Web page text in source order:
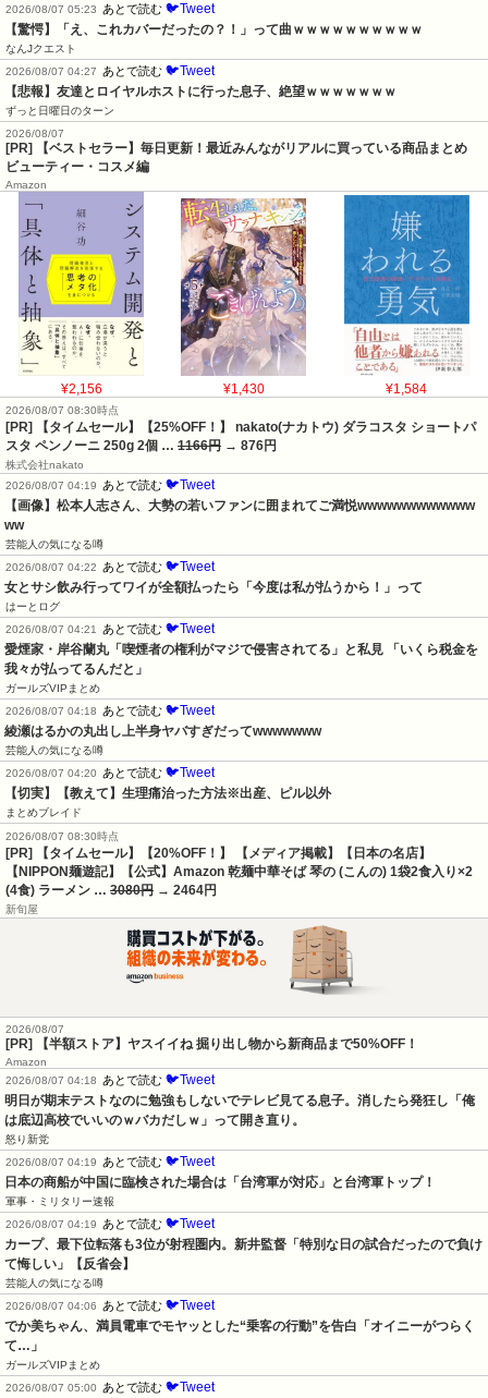
2026/08/07 05:23
あとで読む 🐦Tweet
【驚愕】「え、これカバーだったの？！」って曲ｗｗｗｗｗｗｗｗｗｗ
なんJクエスト
2026/08/07 04:27
あとで読む 🐦Tweet
【悲報】友達とロイヤルホストに行った息子、絶望ｗｗｗｗｗｗｗ
ずっと日曜日のターン
2026/08/07
[PR] 【ベストセラー】毎日更新！最近みんながリアルに買っている商品まとめ
ビューティー・コスメ編
Amazon
¥2,156 ¥1,430 ¥1,584
2026/08/07 08:30時点
[PR] 【タイムセール】【25%OFF！】 nakato(ナカトウ) ダラコスタ ショートパ
スタ ペンノーニ 250g 2個 … 1166円 → 876円
株式会社nakato
2026/08/07 04:19 あとで読む 🐦Tweet
【画像】松本人志さん、大勢の若いファンに囲まれてご満悦wwwwwwwwwwww
ww
芸能人の気になる噂
2026/08/07 04:22 あとで読む 🐦Tweet
女とサシ飲み行ってワイが全額払ったら「今度は私が払うから！」って
はーとログ
2026/08/07 04:21 あとで読む 🐦Tweet
愛煙家・岸谷蘭丸「喫煙者の権利がマジで侵害されてる」と私見 「いくら税金を
我々が払ってるんだと」
ガールズVIPまとめ
2026/08/07 04:18 あとで読む 🐦Tweet
綾瀬はるかの丸出し上半身ヤバすぎだってwwwwwww
芸能人の気になる噂
2026/08/07 04:20 あとで読む 🐦Tweet
【切実】【教えて】生理痛治った方法※出産、ピル以外
まとめブレイド
2026/08/07 08:30時点
[PR] 【タイムセール】【20%OFF！】 【メディア掲載】【日本の名店】
【NIPPON麺遊記】【公式】Amazon 乾麺中華そば 琴の (こんの) 1袋2食入り×2
(4食) ラーメン … 3080円 → 2464円
新旬屋
2026/08/07
[PR] 【半額ストア】ヤスイイね 掘り出し物から新商品まで50%OFF！
Amazon
2026/08/07 04:18
あとで読む 🐦Tweet
明日が期末テストなのに勉強もしないでテレビ見てる息子。消したら発狂し「俺
は底辺高校でいいのｗバカだしｗ」って開き直り。
怒り新党
2026/08/07 04:19
あとで読む 🐦Tweet
日本の商船が中国に臨検された場合は「台湾軍が対応」と台湾軍トップ！
軍事・ミリタリー速報
2026/08/07 04:19
あとで読む 🐦Tweet
カープ、最下位転落も3位が射程圏内。新井監督「特別な日の試合だったので負け
て悔しい」【反省会】
芸能人の気になる噂
2026/08/07 04:06
あとで読む 🐦Tweet
でか美ちゃん、満員電車でモヤッとした“乗客の行動”を告白「オイニーがつらく
て…」
ガールズVIPまとめ
2026/08/07 05:00
あとで読む 🐦Tweet